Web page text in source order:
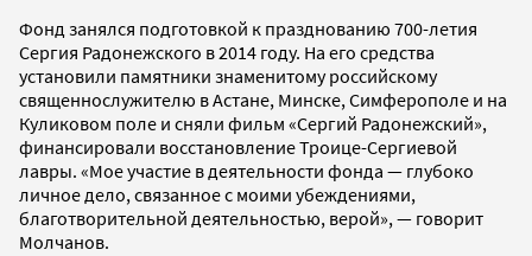
Фонд занялся подготовкой к празднованию 700-летия
Сергия Радонежского в 2014 году. На его средства
установили памятники знаменитому российскому
священнослужителю в Астане, Минске, Симферополе и на
Куликовом поле и сняли фильм «Сергий Радонежский»,
финансировали восстановление Троице-Сергиевой
лавры. «Мое участие в деятельности фонда — глубоко
личное дело, связанное с моими убеждениями,
благотворительной деятельностью, верой», — говорит
Молчанов.